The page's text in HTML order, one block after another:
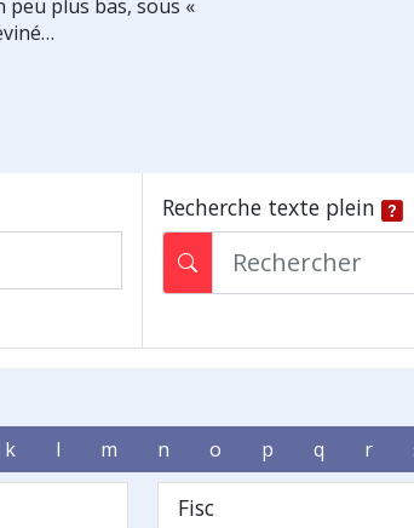
peu plus bas, sous «
Recherche texte plein
k l m n o p q r
Fisc